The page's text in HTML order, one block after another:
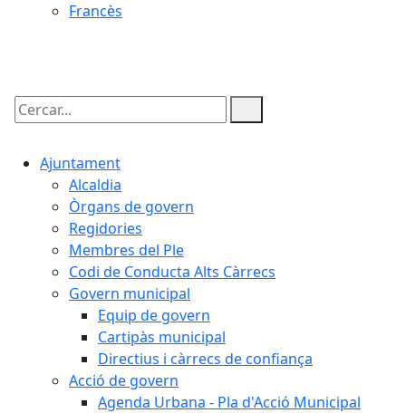
Francès
Cercar:
Ajuntament
Alcaldia
Òrgans de govern
Regidories
Membres del Ple
Codi de Conducta Alts Càrrecs
Govern municipal
Equip de govern
Cartipàs municipal
Directius i càrrecs de confiança
Acció de govern
Agenda Urbana - Pla d'Acció Municipal